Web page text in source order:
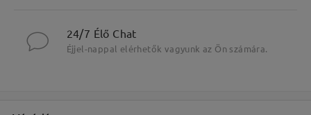
24/7 Élő Chat
Éjjel-nappal elérhetők vagyunk az Ön számára.